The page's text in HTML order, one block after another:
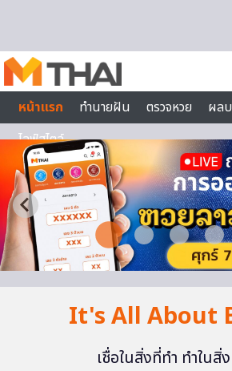
หน้าแรก
ทำนายฝัน ตรวจหวย ผล
ไลฟ์สไตล์
It's All About
เชื่อในสิ่งที่ทำ ทำในสิ่